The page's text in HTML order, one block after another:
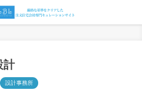
計
設計事務所